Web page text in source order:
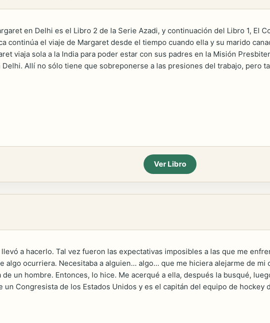
en Delhi es el Libro 2 de la Serie Azadi, y continuación del Libro 1, El
continúa el viaje de Margaret desde el tiempo cuando ella y su marido
viaja sola a la India para poder estar con sus padres en la Misión
Delhi. Allí no sólo tiene que sobreponerse a las presiones del trabajo, pero
Ver Libro
a hacerlo. Tal vez fueron las expectativas imposibles a las que me
algo ocurriera. Necesitaba a alguien... algo... que me hiciera alejarme de
de un hombre. Entonces, lo hice. Me acerqué a ella, después la busqué,
un Congresista de los Estados Unidos y es el capitán del equipo de hockey